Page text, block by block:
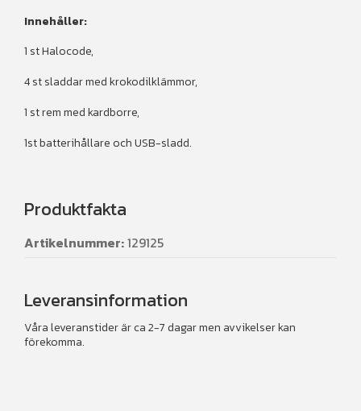
Innehåller:
1 st Halocode,
4 st sladdar med krokodilklämmor,
1 st rem med kardborre,
1st batterihållare och USB-sladd.
Produktfakta
Artikelnummer:129125
Leveransinformation
Våra leveranstider är ca 2-7 dagar men avvikelser kan
förekomma.